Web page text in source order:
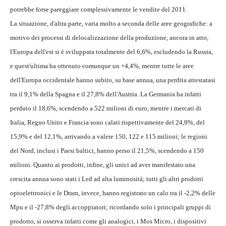
potrebbe forse pareggiare complessivamente le vendite del 2011.
La situazione, d'altra parte, varia molto a seconda delle aree geografiche: a
motivo dei processi di delocalizzazione della produzione, ancora in atto,
l'Europa dell'est si è sviluppata totalmente del 6,6%, escludendo la Russia,
e quest'ultima ha ottenuto comunque un +4,4%, mentre tutte le aree
dell'Europa occidentale hanno subito, su base annua, una perdita attestatasi
tra il 9,1% della Spagna e il 27,8% dell'Austria. La Germania ha infatti
perduto il 18,6%, scendendo a 522 milioni di euro, mentre i mercati di
Italia, Regno Unito e Francia sono calati rispettivamente del 24,9%, del
15,9% e del 12,1%, arrivando a valere 150, 122 e 115 milioni; le regioni
del Nord, inclusi i Paesi baltici, hanno perso il 21,5%, scendendo a 150
milioni. Quanto ai prodotti, infine, gli unici ad aver manifestato una
crescita annua sono stati i Led ad alta luminosità; tutti gli altri prodotti
optoelettronici e le Dram, invece, hanno registrato un calo tra il -2,2% delle
Mpu e il -27,8% degli accoppiatori; ricordando solo i principali gruppi di
prodotto, si osserva infatti come gli analogici, i Mos Micro, i dispositivi